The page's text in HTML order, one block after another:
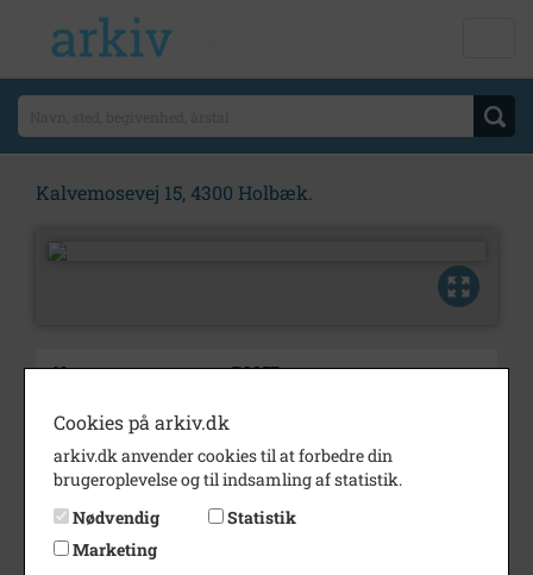
Kalvemosevej 15, 4300 Holbæk.
Nummer
B2957
Type
Beskrivelse
Villa, Kalvemosevej 15, 4300
Holbæk.
Årstal
1900
Dateringsnote
Cookies på arkiv.dk
arkiv.dk anvender cookies til at forbedre din
brugeroplevelse og til indsamling af statistik.
Nødvendig
Statistik
Marketing